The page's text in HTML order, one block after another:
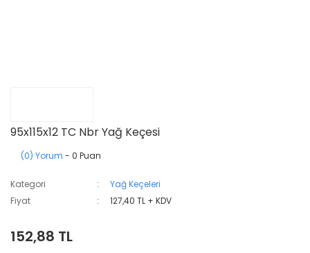
95x115x12 TC Nbr Yağ Keçesi
(0) Yorum - 0 Puan
Kategori
Yağ Keçeleri
Fiyat
127,40 TL + KDV
152,88 TL